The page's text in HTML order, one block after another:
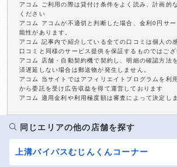
アコム ご利用の際は貸付け条件をよく読み、計画的
ください
アコム アコムが不適切と判断した場合、金利0円サ
能性があります。
アコム 記事内で紹介している全ての口コミは個人の
口コミと同様のサービス提供を保証するものではござ
アコム 店舗・自動契約機で契約し、明細の確認方法
済遅延しない場合は郵送物が発生しません。
アコム 当サイトではアフィリエイトプログラムを利
から委託を受け広告収益を得て運営しております
アコム 適用金利や利用極度額は審査によって決定し
同じエリアの他の店舗を探す
上溝バイパスむじんくんコーナー